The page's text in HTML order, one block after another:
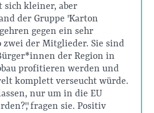
sich kleiner, aber
der Gruppe "Karton
gegen ein sehr
zwei der Mitglieder. Sie sind
der Region in
profitieren werden und
komplett verseucht würde.
nur um in die EU
fragen sie. Positiv